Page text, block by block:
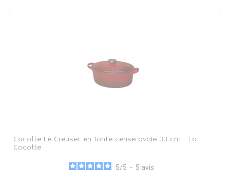
Cocotte Le Creuset en fonte cerise ovale 33 cm - La
Cocotte
5/5 - 5 avis